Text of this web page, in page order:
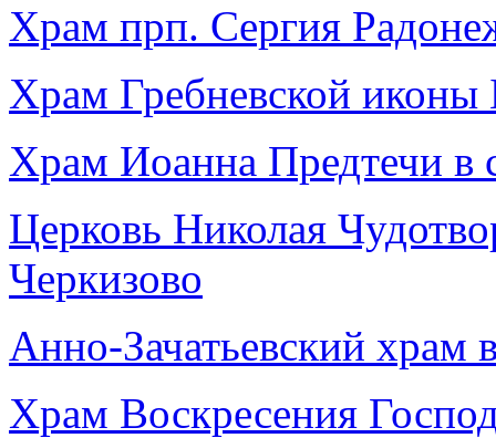
Храм прп. Сергия
Храм Гребневской
Храм Иоанна Предтечи в
Церковь Николая
Черкизово
Анно-Зачатьевский храм
Храм Воскресения